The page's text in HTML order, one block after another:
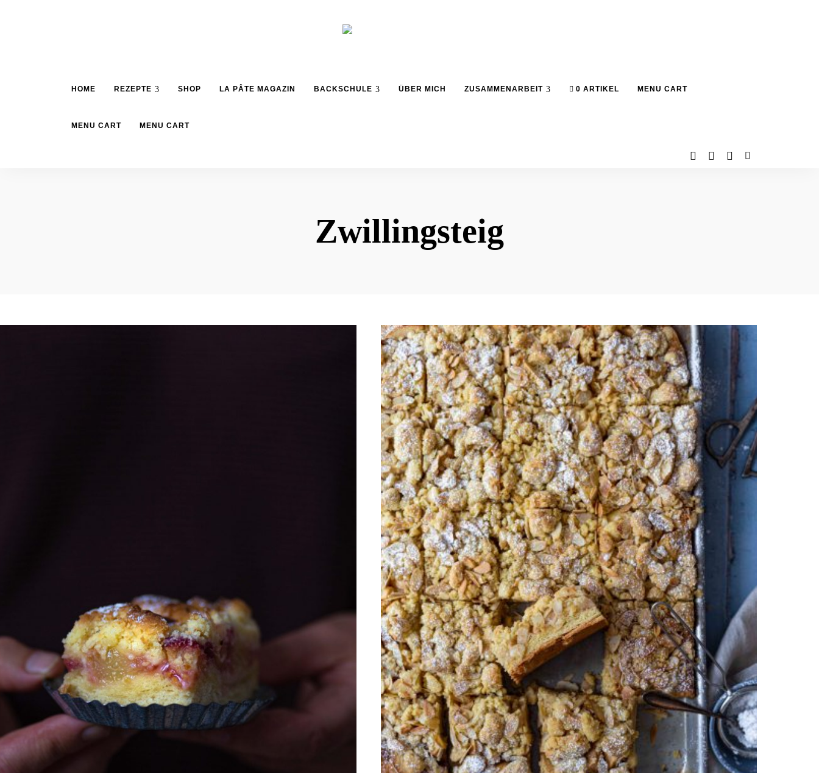
HOME REZEPTE SHOP LA PÂTE MAGAZIN BACKSCHULE ÜBER MICH ZUSAMMENARBEIT 0 ARTIKEL MENU CART
MENU CART MENU CART
Zwillingsteig